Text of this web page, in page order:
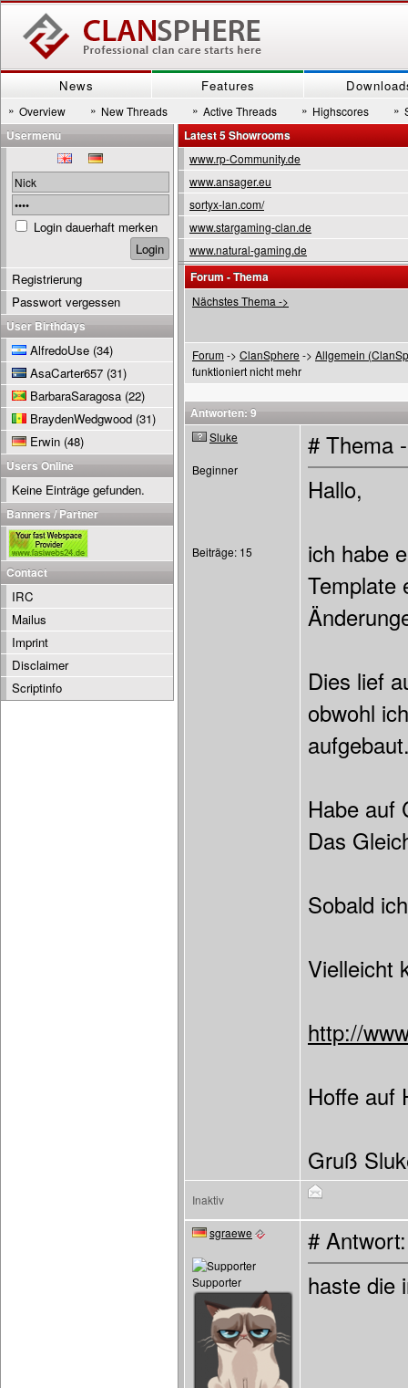
News Features
» Overview » New Threads » Active Threads » Highscores »
Latest 5 Showrooms
www.rp-Community.de
www.ansager.eu
sortyx-lan.com/
www.stargaming-clan.de
www.natural-gaming.de
Forum - Thema
Nächstes Thema ->
Forum-> ClanSphere -> Allgemein
funktioniert nicht mehr
Antworten: 9
Sluke
Beginner
Beiträge: 15
# Thema
Hallo,
ich habe
Template
Dies lief
obwohl
Habe auf
Das
Sobald
Vielleicht
http://
Hoffe auf
Gruß
Inaktiv
sgraewe
Supporter
#
haste die
Usermenu
Login dauerhaft merken
Registrierung
Passwort vergessen
User Birthdays
AlfredoUse (34)
AsaCarter657 (31)
BarbaraSaragosa (22)
BraydenWedgwood (31)
Erwin (48)
Users Online
Keine Einträge gefunden.
Banners / Partner
Contact
IRC
Mailus
Imprint
Disclaimer
Scriptinfo